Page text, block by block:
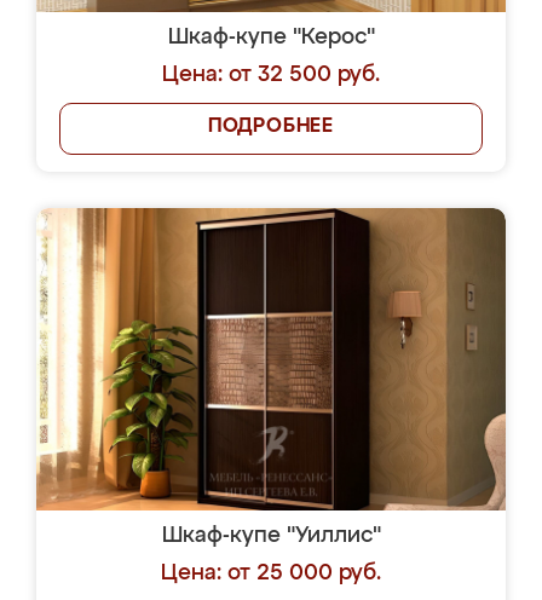
Шкаф-купе "Керос"
Цена: от 32 500 руб.
ПОДРОБНЕЕ
Шкаф-купе "Уиллис"
Цена: от 25 000 руб.